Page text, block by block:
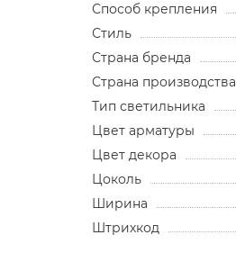
Способ крепления
Стиль
Страна бренда
Страна производства
Тип светильника
Цвет арматуры
Цвет декора
Цоколь
Ширина
Штрихкод